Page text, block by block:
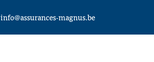
info@assurances-magnus.be